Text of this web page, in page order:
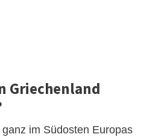
Griechenland
im Südosten Europas